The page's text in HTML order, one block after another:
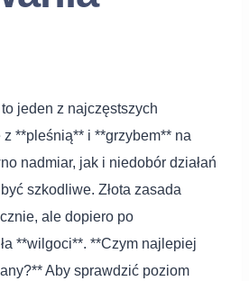
jeden z najczęstszych
**pleśnią** i **grzybem** na
nadmiar, jak i niedobór działań
szkodliwe. Złota zasada
ale dopiero po
**wilgoci**. **Czym najlepiej
Aby sprawdzić poziom